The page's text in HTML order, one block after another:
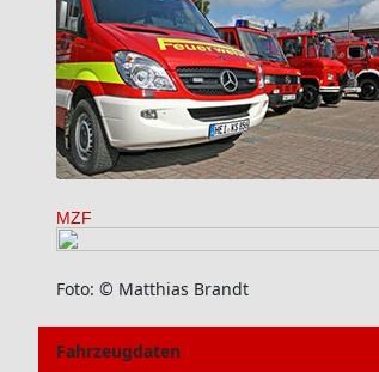
MZF
Foto: © Matthias Brandt
Fahrzeugdaten